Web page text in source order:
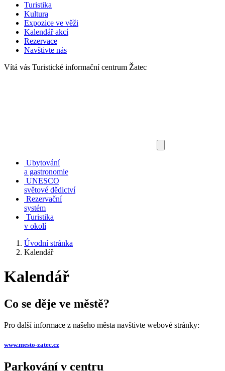
Turistika
Kultura
Expozice ve věži
Kalendář akcí
Rezervace
Navštivte nás
Vítá vás Turistické informační centrum Žatec
Ubytování
a gastronomie
UNESCO
světové dědictví
Rezervační
systém
Turistika
v okolí
Úvodní stránka
Kalendář
Kalendář
Co se děje ve městě?
Pro další informace z našeho města navštivte webové stránky:
www.mesto-zatec.cz
Parkování v centru